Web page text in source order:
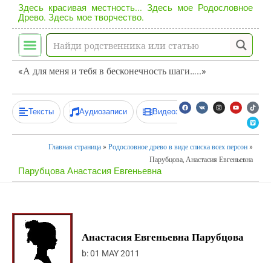
Здесь красивая местность... Здесь мое Родословное
Древо. Здесь мое творчество.
«А для меня и тебя в бесконечность шаги…..»
Тексты Аудиозаписи Видеозаписи
Главная страница » Родословное древо в виде списка всех персон »
Парубцова, Анастасия Евгеньевна
Парубцова Анастасия Евгеньевна
Анастасия Евгеньевна Парубцова
b:01 MAY 2011